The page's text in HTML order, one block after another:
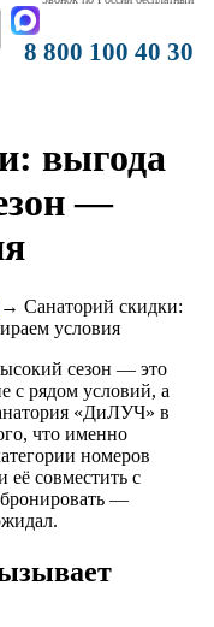
8 800 100 40 30
выгода
—
→ Санаторий скидки:
условия
сезон — это
с рядом условий, а
«ДиЛУЧ» в
что именно
номеров
её совместить с
бронировать —